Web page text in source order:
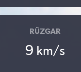
RÜZGAR
9 km/s